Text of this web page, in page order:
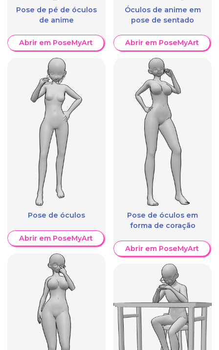
Pose de pé de óculos
de anime
Abrir em PoseMyArt
Pose de óculos
Abrir em PoseMyArt
Óculos de anime em
pose de sentado
Abrir em PoseMyArt
Pose de óculos em
forma de coração
Abrir em PoseMyArt